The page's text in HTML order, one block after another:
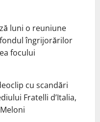
luni o reuniune
îngrijorărilor
focului
cu scandări
Fratelli d’Italia,